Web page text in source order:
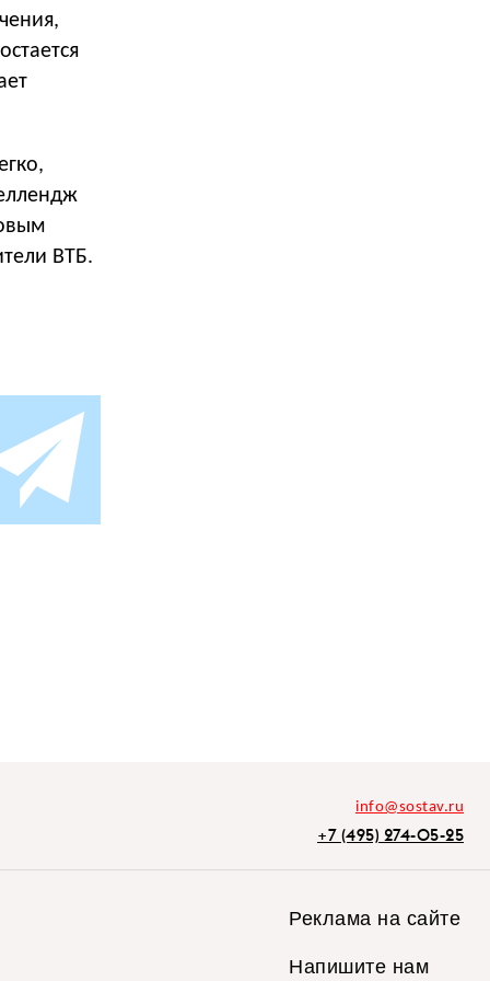
ВТБ.
info@sostav.ru
+7 (495) 274-05-25
Реклама на сайте
Напишите нам